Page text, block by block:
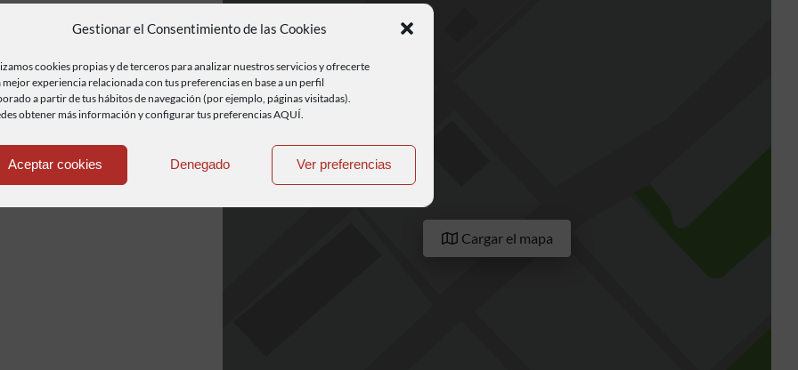
Gestionar el Consentimiento de las Cookies
cookies propias y de terceros para analizar nuestros servicios y ofrecerte
mejor experiencia relacionada con tus preferencias en base a un perfil
a partir de tus hábitos de navegación (por ejemplo, páginas visitadas).
obtener más información y configurar tus preferencias AQUÍ.
Aceptar cookies Denegado Ver preferencias
Cargar el mapa